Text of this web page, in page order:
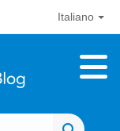
Italiano